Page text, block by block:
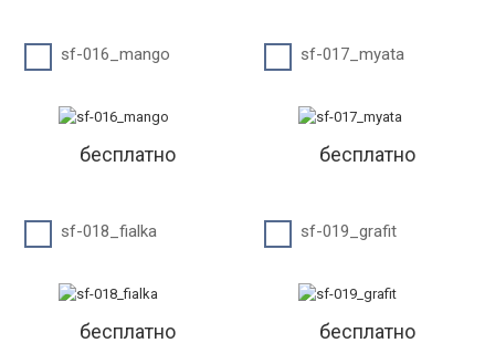
sf-016_mango
бесплатно
sf-017_myata
бесплатно
sf-018_fialka
бесплатно
sf-019_grafit
бесплатно